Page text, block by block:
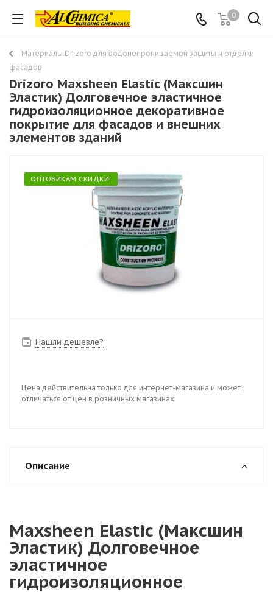
0
Материалы Drizoro для водонепроницаемой защиты и отделки
фасадов
Drizoro Maxsheen Elastic (Максшин
Эластик) Долговечное эластичное
гидроизоляционное декоративное
покрытие для фасадов и внешних
элементов зданий
ОПТОВИКАМ СКИДКИ!
Нашли дешевле?
Цена действительна только для интернет-магазина и может
отличаться от цен в розничных магазинах
Описание
Maxsheen Elastic (Максшин
Эластик) Долговечное
эластичное
гидроизоляционное